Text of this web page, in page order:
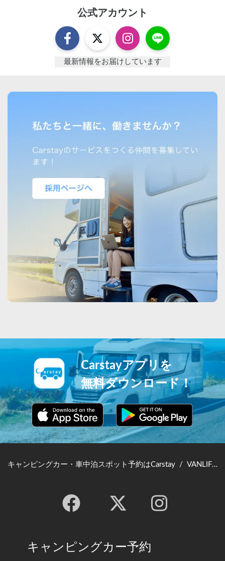
公式アカウント
最新情報をお届けしています
Carstayアプリを
無料ダウンロード！
キャンピングカー・車中泊スポット予約はCarstay / VANLIFE JAPAN TOP
キャンピングカー予約